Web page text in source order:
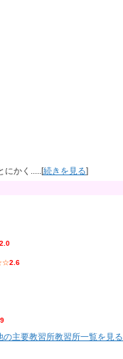
にかく.....[続きを見る]
2.0
2.6
の主要教習所教習所一覧を見る